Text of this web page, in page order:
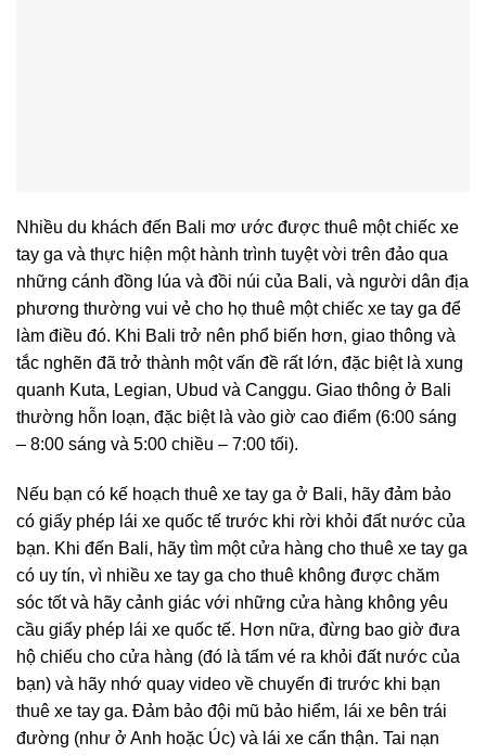
Nhiều du khách đến Bali mơ ước được thuê một chiếc xe
tay ga và thực hiện một hành trình tuyệt vời trên đảo qua
những cánh đồng lúa và đồi núi của Bali, và người dân địa
phương thường vui vẻ cho họ thuê một chiếc xe tay ga để
làm điều đó. Khi Bali trở nên phổ biến hơn, giao thông và
tắc nghẽn đã trở thành một vấn đề rất lớn, đặc biệt là xung
quanh Kuta, Legian, Ubud và Canggu. Giao thông ở Bali
thường hỗn loạn, đặc biệt là vào giờ cao điểm (6:00 sáng
– 8:00 sáng và 5:00 chiều – 7:00 tối).
Nếu bạn có kế hoạch thuê xe tay ga ở Bali, hãy đảm bảo
có giấy phép lái xe quốc tế trước khi rời khỏi đất nước của
bạn. Khi đến Bali, hãy tìm một cửa hàng cho thuê xe tay ga
có uy tín, vì nhiều xe tay ga cho thuê không được chăm
sóc tốt và hãy cảnh giác với những cửa hàng không yêu
cầu giấy phép lái xe quốc tế. Hơn nữa, đừng bao giờ đưa
hộ chiếu cho cửa hàng (đó là tấm vé ra khỏi đất nước của
bạn) và hãy nhớ quay video về chuyến đi trước khi bạn
thuê xe tay ga. Đảm bảo đội mũ bảo hiểm, lái xe bên trái
đường (như ở Anh hoặc Úc) và lái xe cẩn thận. Tai nạn